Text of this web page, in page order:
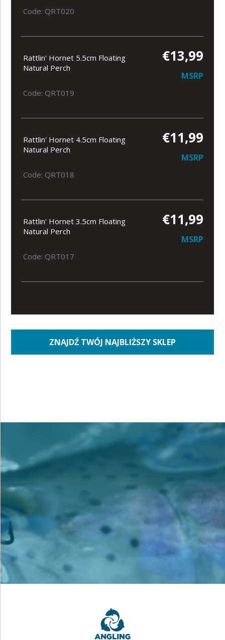
Code: QRT020
Rattlin' Hornet 5.5cm Floating
Natural Perch
€13,99
MSRP
Code: QRT019
Rattlin' Hornet 4.5cm Floating
Natural Perch
€11,99
MSRP
Code: QRT018
Rattlin' Hornet 3.5cm Floating
Natural Perch
€11,99
MSRP
Code: QRT017
ZNAJDŹ TWÓJ NAJBLIŻSZY SKLEP